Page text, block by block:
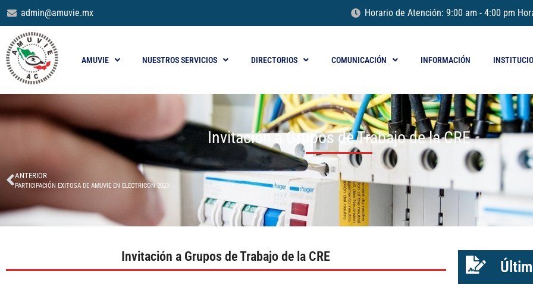
admin@amuvie.mx Horario de Atención: 9:00 am - 4:00 pm
AMUVIE NUESTROS SERVICIOS DIRECTORIOS COMUNICACIÓN INFORMACIÓN
Invitación a Grupos de Trabajo de la CRE
ANTERIOR
PARTICIPACIÓN EXITOSA DE AMUVIE EN ELECTRICON 2023
Invitación a Grupos de Trabajo de la CRE